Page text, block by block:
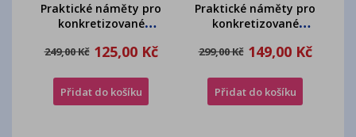
Praktické náměty pro
konkretizované
249,00 Kč 125,00 Kč
Přidat do košíku
Praktické náměty pro
konkretizované
299,00 Kč 149,00 Kč
Přidat do košíku